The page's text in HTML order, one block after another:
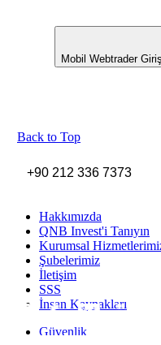
Mobil Webtrader Giriş
Back to Top
+90 212 336 7373
Hakkımızda
QNB Invest'i Tanıyın
Kurumsal
Şubelerimiz
İletişim
SSS
İnsan Kaynakları
Güvenlik
Link